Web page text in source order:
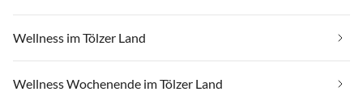
Wellness im Tölzer Land
Wellness Wochenende im Tölzer Land